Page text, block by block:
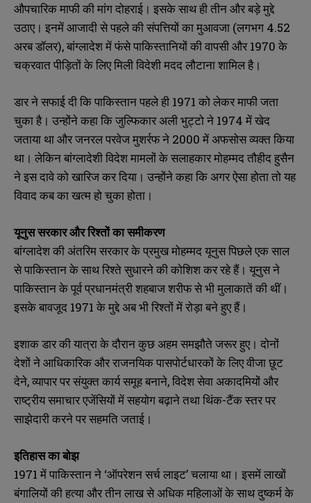
औपचारिक माफी की मांग दोहराई। इसके साथ ही तीन और बड़े मुद्दे
उठाए। इनमें आजादी से पहले की संपत्तियों का मुआवजा (लगभग 4.52
अरब डॉलर), बांग्लादेश में फंसे पाकिस्तानियों की वापसी और 1970 के
चक्रवात पीड़ितों के लिए मिली विदेशी मदद लौटाना शामिल है।
डार ने सफाई दी कि पाकिस्तान पहले ही 1971 को लेकर माफी जता
चुका है। उन्होंने कहा कि जुल्फिकार अली भुट्टो ने 1974 में खेद
जताया था और जनरल परवेज मुशर्रफ ने 2000 में अफसोस व्यक्त किया
था। लेकिन बांग्लादेशी विदेश मामलों के सलाहकार मोहम्मद तौहीद हुसैन
ने इस दावे को खारिज कर दिया। उन्होंने कहा कि अगर ऐसा होता तो यह
विवाद कब का खत्म हो चुका होता।
यूनुस सरकार और रिश्तों का समीकरण
बांग्लादेश की अंतरिम सरकार के प्रमुख मोहम्मद यूनुस पिछले एक साल
से पाकिस्तान के साथ रिश्ते सुधारने की कोशिश कर रहे हैं। यूनुस ने
पाकिस्तान के पूर्व प्रधानमंत्री शहबाज शरीफ से भी मुलाकातें की थीं।
इसके बावजूद 1971 के मुद्दे अब भी रिश्तों में रोड़ा बने हुए हैं।
इशाक डार की यात्रा के दौरान कुछ अहम समझौते जरूर हुए। दोनों
देशों ने आधिकारिक और राजनयिक पासपोर्टधारकों के लिए वीजा छूट
देने, व्यापार पर संयुक्त कार्य समूह बनाने, विदेश सेवा अकादमियों और
राष्ट्रीय समाचार एजेंसियों में सहयोग बढ़ाने तथा थिंक-टैंक स्तर पर
साझेदारी करने पर सहमति जताई।
इतिहास का बोझ
1971 में पाकिस्तान ने ‘ऑपरेशन सर्च लाइट’ चलाया था। इसमें लाखों
बंगालियों की हत्या और तीन लाख से अधिक महिलाओं के साथ दुष्कर्म के